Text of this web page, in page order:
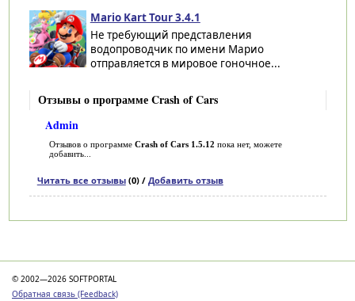
Mario Kart Tour 3.4.1
Не требующий представления
водопроводчик по имени Марио
отправляется в мировое гоночное...
Отзывы о программе Crash of Cars
Admin
Отзывов о программе Crash of Cars 1.5.12 пока нет, можете
добавить...
Читать все отзывы(0) / Добавить отзыв
© 2002—2026 SOFTPORTAL
Обратная связь (Feedback)